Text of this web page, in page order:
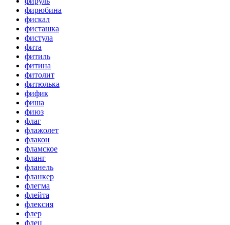
фирюбина
фискал
фисташка
фистула
фита
фитиль
фитина
фитолит
фитюлька
фифик
фиша
фиюз
флаг
флажолет
флакон
фламское
фланг
фланель
фланкер
флегма
флейта
флексия
флер
флец